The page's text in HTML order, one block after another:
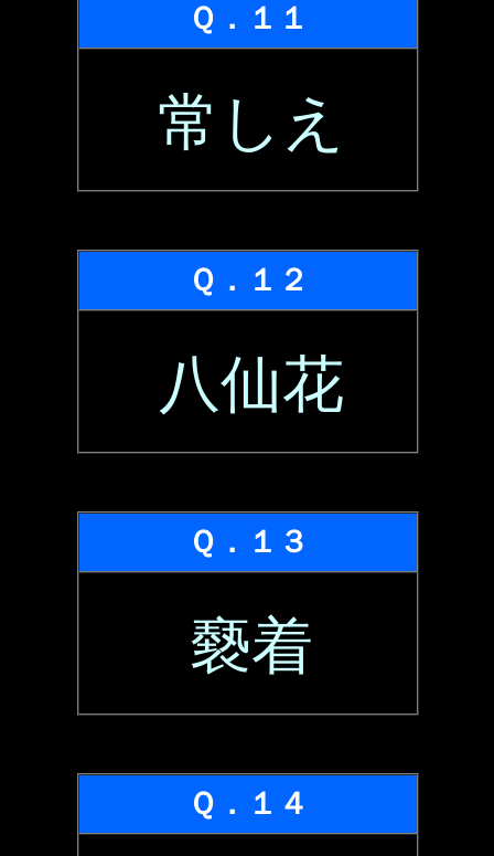
Ｑ．１１
常しえ
Ｑ．１２
八仙花
Ｑ．１３
褻着
Ｑ．１４